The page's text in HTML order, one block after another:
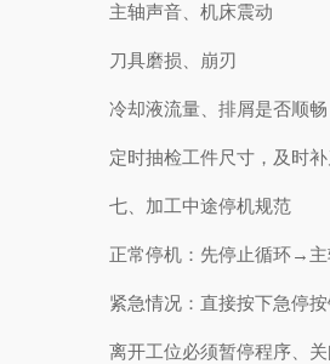
主轴声音、机床震动
刀具磨损、崩刃
冷却液流量、排屑是否顺畅
定时抽检工件尺寸，及时补
七、加工中途停机规范
正常停机：先停止循环→主
紧急情况：直接按下急停按
离开工位必须暂停程序、关